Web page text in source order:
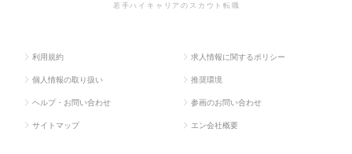
若手ハイキャリアのスカウト転職
利用規約 求人情報に関するポリシー
個人情報の取り扱い 推奨環境
ヘルプ・お問い合わせ 参画のお問い合わせ
サイトマップ エン会社概要